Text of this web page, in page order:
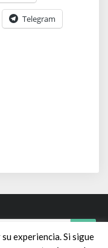
Telegram
experiencia. Si sigue